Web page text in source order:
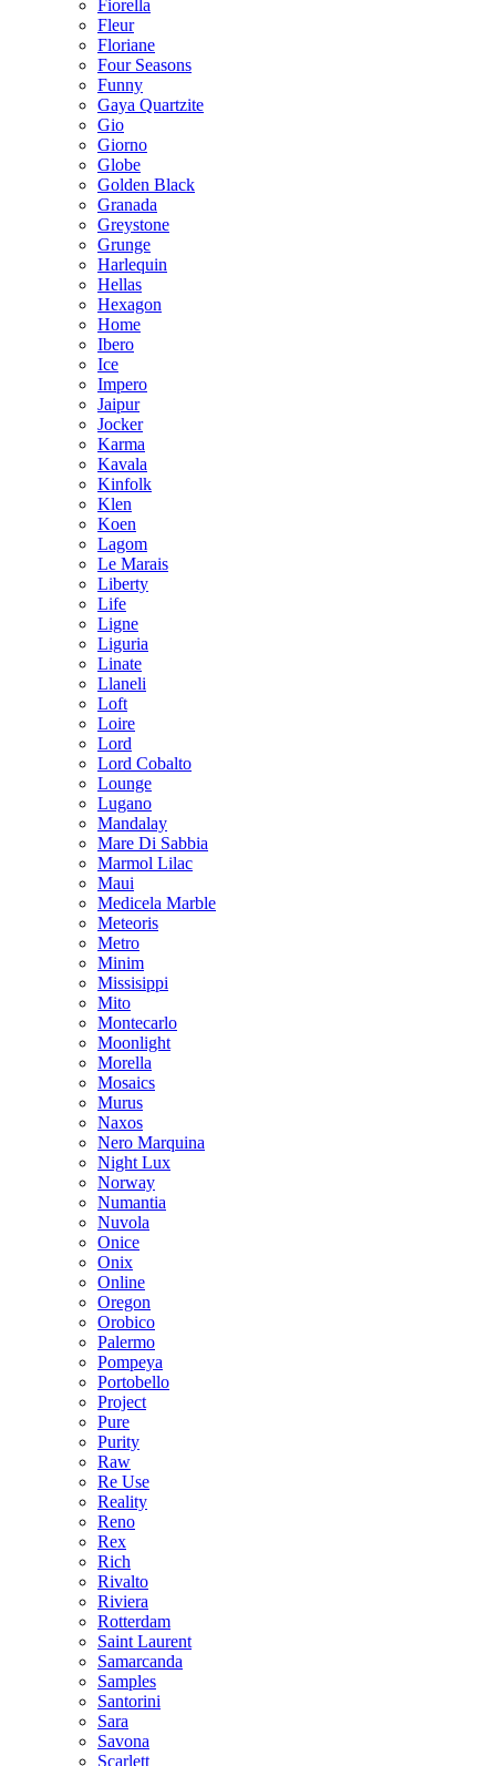
Fiorella
Fleur
Floriane
Four Seasons
Funny
Gaya Quartzite
Gio
Giorno
Globe
Golden Black
Granada
Greystone
Grunge
Harlequin
Hellas
Hexagon
Home
Ibero
Ice
Impero
Jaipur
Jocker
Karma
Kavala
Kinfolk
Klen
Koen
Lagom
Le Marais
Liberty
Life
Ligne
Liguria
Linate
Llaneli
Loft
Loire
Lord
Lord Cobalto
Lounge
Lugano
Mandalay
Mare Di Sabbia
Marmol Lilac
Maui
Medicela Marble
Meteoris
Metro
Minim
Missisippi
Mito
Montecarlo
Moonlight
Morella
Mosaics
Murus
Naxos
Nero Marquina
Night Lux
Norway
Numantia
Nuvola
Onice
Onix
Online
Oregon
Orobico
Palermo
Pompeya
Portobello
Project
Pure
Purity
Raw
Re Use
Reality
Reno
Rex
Rich
Rivalto
Riviera
Rotterdam
Saint Laurent
Samarcanda
Samples
Santorini
Sara
Savona
Scarlett